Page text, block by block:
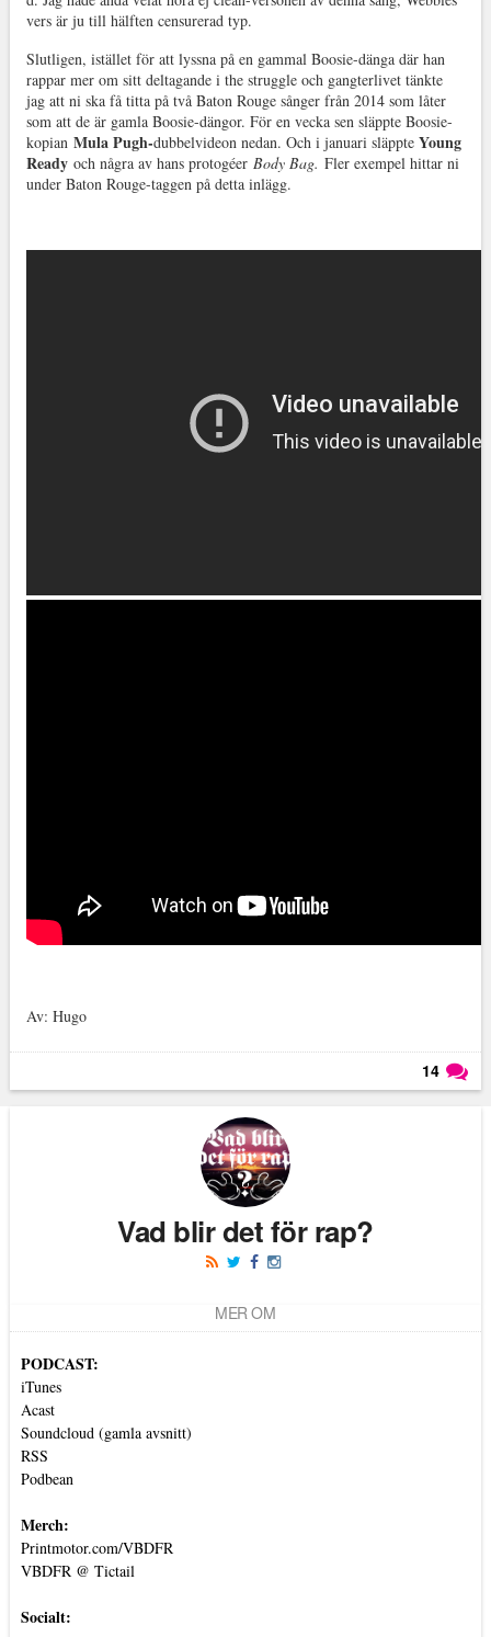
vers är ju till hälften censurerad typ.
Slutligen, istället för att lyssna på en gammal Boosie-dänga där han
rappar mer om sitt deltagande i the struggle och gangterlivet tänkte
jag att ni ska få titta på två Baton Rouge sånger från 2014 som låter
som att de är gamla Boosie-dängor. För en vecka sen släppte Boosie-
kopian Mula Pugh-dubbelvideon nedan. Och i januari släppte Young
Ready och några av hans protogéer Body Bag. Fler exempel hittar ni
under Baton Rouge-taggen på detta inlägg.
Av: Hugo
14
Vad blir det för rap?
MER OM
PODCAST:
iTunes
Acast
Soundcloud (gamla avsnitt)
RSS
Podbean
Merch:
Printmotor.com/VBDFR
VBDFR @ Tictail
Socialt: